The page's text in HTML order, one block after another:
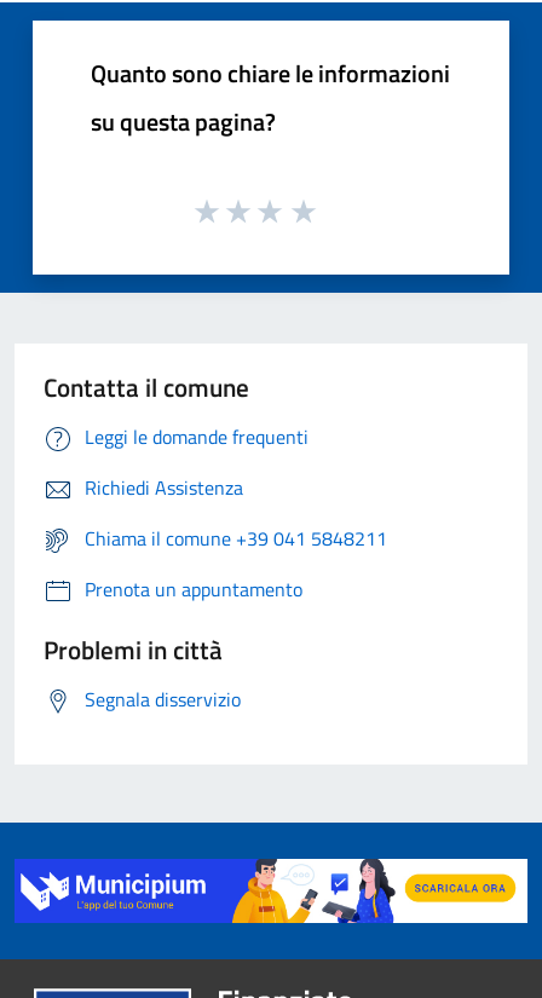
Quanto sono chiare le informazioni
su questa pagina?
Contatta il comune
Leggi le domande frequenti
Richiedi Assistenza
Chiama il comune +39 041 5848211
Prenota un appuntamento
Problemi in città
Segnala disservizio